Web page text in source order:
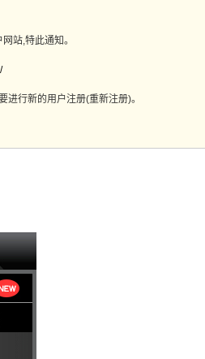
站,特此通知。
进行新的用户注册(重新注册)。